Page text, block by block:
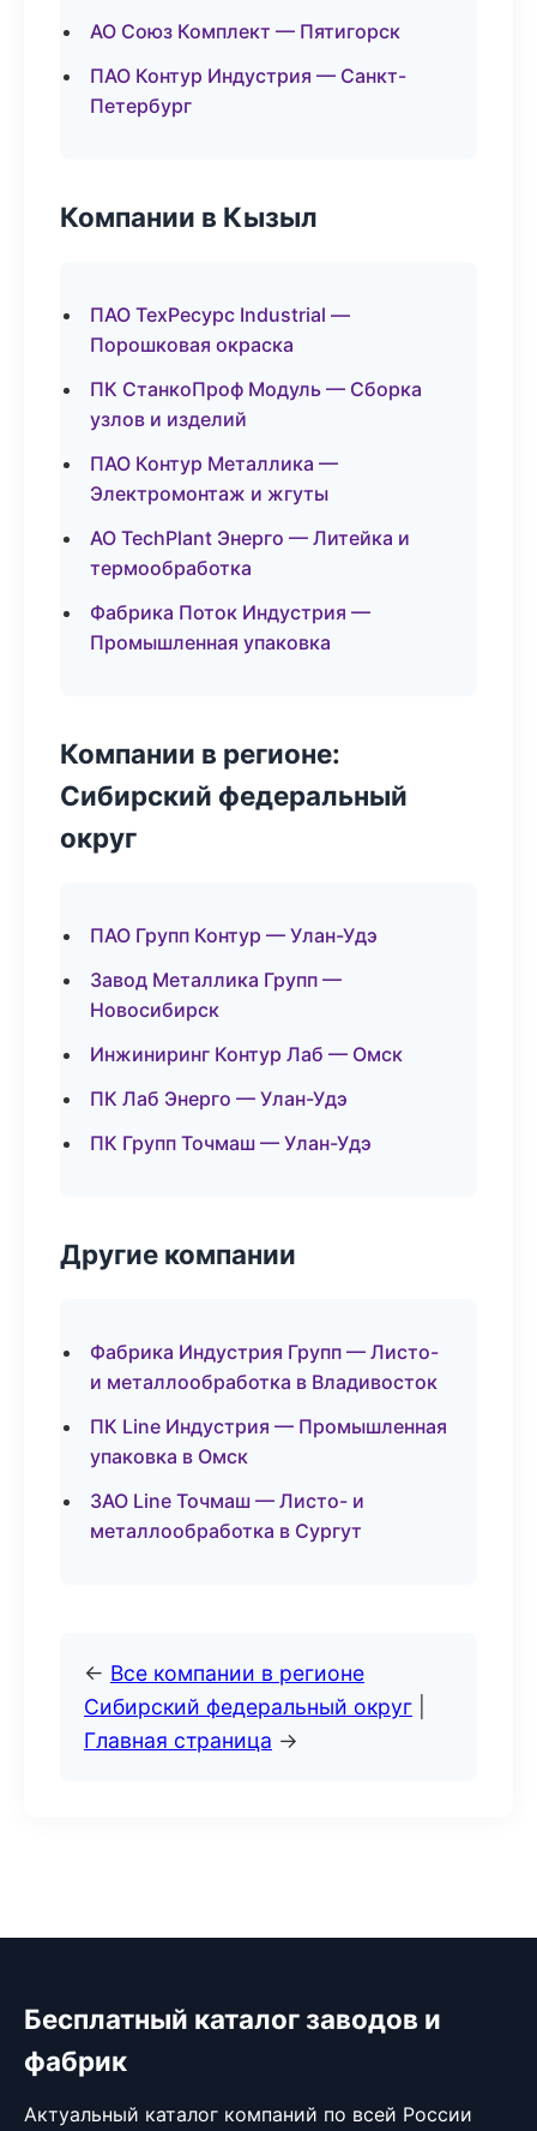
АО Союз Комплект — Пятигорск
ПАО Контур Индустрия — Санкт-
Петербург
Компании в Кызыл
ПАО ТехРесурс Industrial —
Порошковая окраска
ПК СтанкоПроф Модуль — Сборка
узлов и изделий
ПАО Контур Металлика —
Электромонтаж и жгуты
АО TechPlant Энерго — Литейка и
термообработка
Фабрика Поток Индустрия —
Промышленная упаковка
Компании в регионе:
Сибирский федеральный
округ
ПАО Групп Контур — Улан-Удэ
Завод Металлика Групп —
Новосибирск
Инжиниринг Контур Лаб — Омск
ПК Лаб Энерго — Улан-Удэ
ПК Групп Точмаш — Улан-Удэ
Другие компании
Фабрика Индустрия Групп — Листо-
и металлообработка в Владивосток
ПК Line Индустрия — Промышленная
упаковка в Омск
ЗАО Line Точмаш — Листо- и
металлообработка в Сургут
← Все компании в регионе
Сибирский федеральный округ
Главная страница →
Бесплатный каталог заводов и
фабрик
Актуальный каталог компаний по всей России